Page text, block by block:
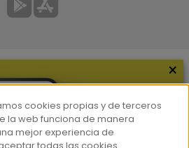
información
somos?
×
cookies propias y de terceros
la web funciona de manera
mejor experiencia de